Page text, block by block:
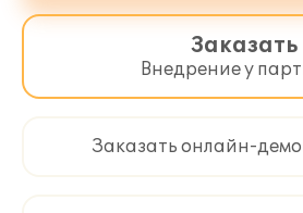
Заказать
Внедрение у
Заказать онлайн-